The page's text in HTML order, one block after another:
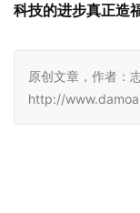
科技的进步真正造
原创文章，作者：
http://